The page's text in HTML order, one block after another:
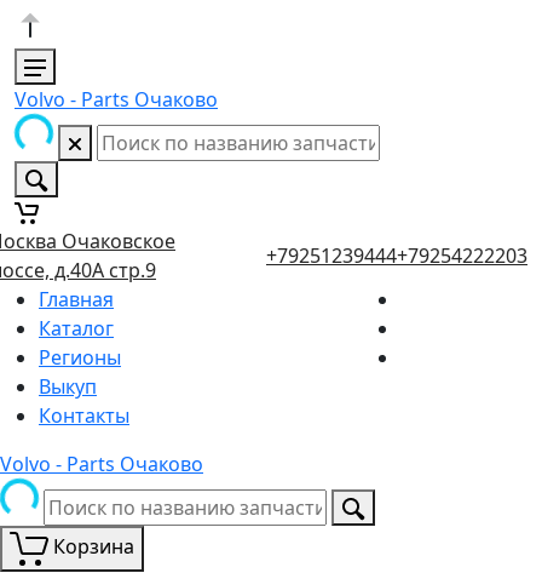
Volvo - Parts Очаково
Очаковское
д.40А стр.9
+79251239444+79254222203
Главная
Каталог
Регионы
Выкуп
Контакты
Volvo - Parts Очаково
Корзина